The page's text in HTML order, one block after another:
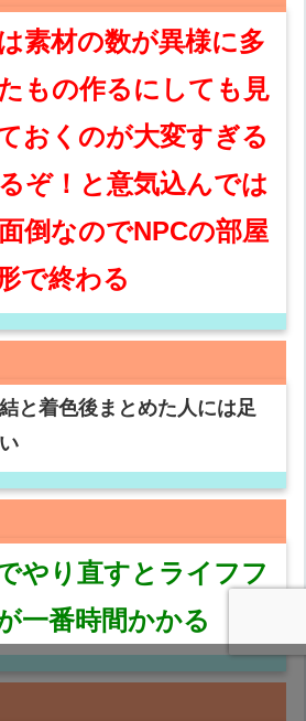
素材の数が異様に多
もの作るにしても見
おくのが大変すぎる
ぞ！と意気込んでは
倒なのでNPCの部屋
で終わる
と着色後まとめた人には足
やり直すとライフフ
一番時間かかる